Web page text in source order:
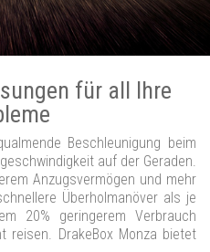
für all Ihre
Beschleunigung beim
auf der Geraden.
Anzugsvermögen und mehr
Überholmanöver als je
20% geringerem Verbrauch
reisen. DrakeBox Monza bietet